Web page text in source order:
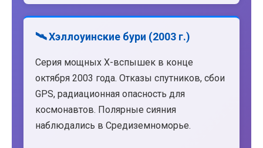
🛰️ Хэллоуинские бури (2003 г.)
Серия мощных X-вспышек в конце
октября 2003 года. Отказы спутников, сбои
GPS, радиационная опасность для
космонавтов. Полярные сияния
наблюдались в Средиземноморье.